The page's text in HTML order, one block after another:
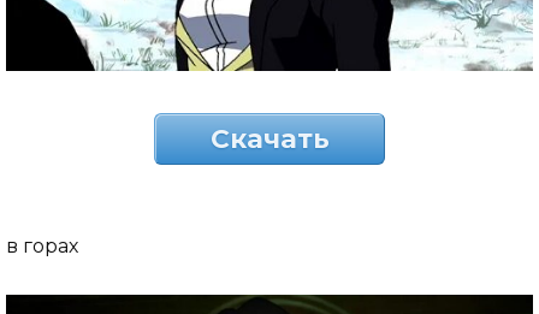
Скачать
в горах